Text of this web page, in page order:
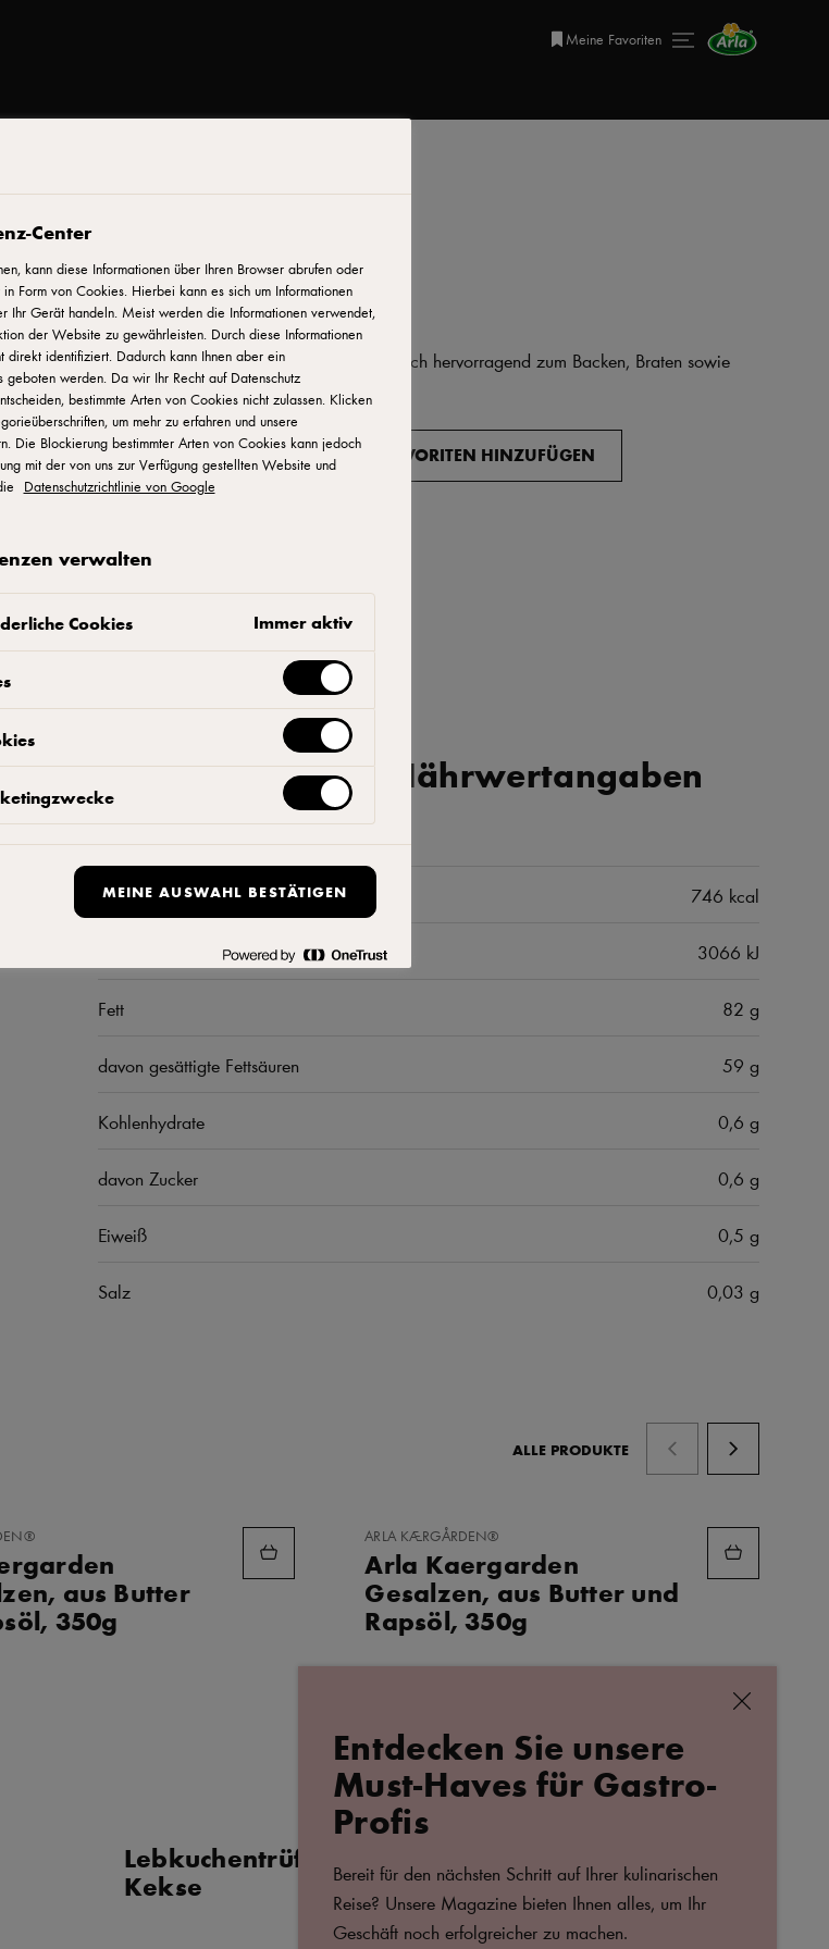
Meine Favoriten
82%
Butter ist mild gesäuert und hat 82% Fett. Sie eignet sich hervorragend zum Backen, Braten sowie
auch als Brotaufstrich ein Genuss.
MAN DAS PRODUKT KAUFEN? ZU FAVORITEN HINZUFÜGEN
uns
Durchschnittliche Nährwertangaben
pro 100g
Energie 746 kcal
3066 kJ
Fett 82 g
davon gesättigte Fettsäuren 59 g
Kohlenhydrate 0,6 g
davon Zucker 0,6 g
Eiweiß 0,5 g
Salz 0,03 g
ALLE PRODUKTE
aus Butter
350g
ZU
HINZUFÜGEN
ARLA KÆRGÅRDEN®
Arla Kaergarden
Gesalzen, aus Butter und
Rapsöl, 350g
ALLE REZEPTE
Lebkuchentrüffel-
Kekse
Maiskroketten
Center
kann diese Informationen über Ihren Browser abrufen oder
Form von Cookies. Hierbei kann es sich um Informationen
Ihr Gerät handeln. Meist werden die Informationen verwendet,
der Website zu gewährleisten. Durch diese Informationen
direkt identifiziert. Dadurch kann Ihnen aber ein
werden. Da wir Ihr Recht auf Datenschutz
bestimmte Arten von Cookies nicht zulassen. Klicken
um mehr zu erfahren und unsere
Die Blockierung bestimmter Arten von Cookies kann jedoch
mit der von uns zur Verfügung gestellten Website und
Datenschutzrichtlinie von Google
verwalten
Cookies Immer aktiv
MEINE AUSWAHL BESTÄTIGEN
schließen
Entdecken Sie unsere
Must-Haves für Gastro-
Profis
Bereit für den nächsten Schritt auf Ihrer kulinarischen
Reise? Unsere Magazine bieten Ihnen alles, um Ihr
Geschäft noch erfolgreicher zu machen.